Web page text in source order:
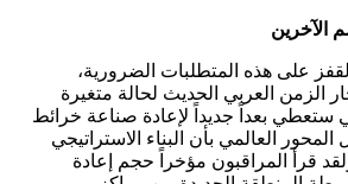
الآخرين
القفز على هذه المتطلبات الضرورية،
الزمن العربي الحديث لحالة متغيرة
ستعطي بعداً جديداً لإعادة صناعة خرائط
العالمي بأن البناء الاستراتيجي
قرأ المراقبون مؤخراً حجم إعادة